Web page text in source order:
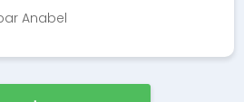
Anabel